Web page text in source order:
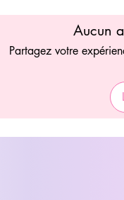
Aucun
Partagez votre